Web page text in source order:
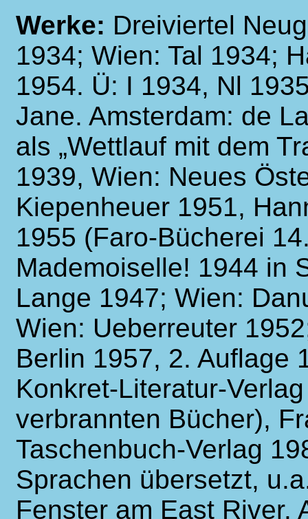
Werke: Dreiviertel
1934; Wien: Tal 1934;
1954. Ü: I 1934, Nl
Jane. Amsterdam: de
als „Wettlauf mit dem
1939, Wien: Neues
Kiepenheuer 1951,
1955 (Faro-Bücherei
Mademoiselle! 1944 in
Lange 1947; Wien:
Wien: Ueberreuter
Berlin 1957, 2. Auflage
Konkret-Literatur-
verbrannten Bücher),
Taschenbuch-Verlag
Sprachen übersetzt,
Fenster am East River.